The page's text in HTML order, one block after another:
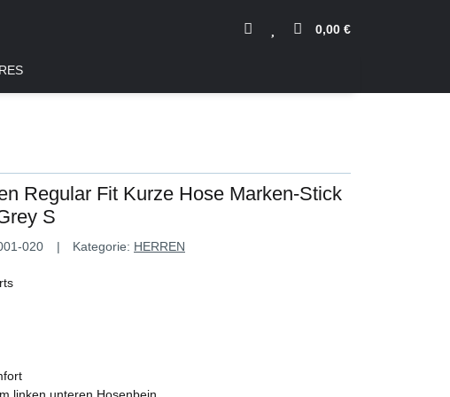
0,00 €
Regular Fit Kurze Hose Marken-Stick
S
020 Kategorie: HERREN
linken unteren Hosenbein